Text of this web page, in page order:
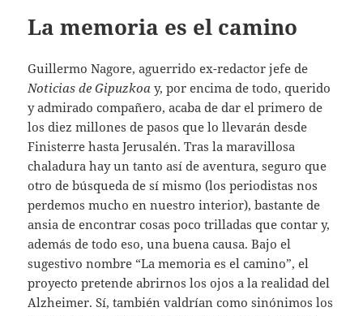
La memoria es el camino
Guillermo Nagore, aguerrido ex-redactor jefe de
Noticias de Gipuzkoa y, por encima de todo, querido
y admirado compañero, acaba de dar el primero de
los diez millones de pasos que lo llevarán desde
Finisterre hasta Jerusalén. Tras la maravillosa
chaladura hay un tanto así de aventura, seguro que
otro de búsqueda de sí mismo (los periodistas nos
perdemos mucho en nuestro interior), bastante de
ansia de encontrar cosas poco trilladas que contar y,
además de todo eso, una buena causa. Bajo el
sugestivo nombre “La memoria es el camino”, el
proyecto pretende abrirnos los ojos a la realidad del
Alzheimer. Sí, también valdrían como sinónimos los